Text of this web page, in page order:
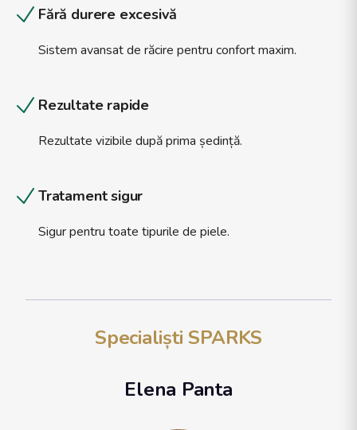
Fără durere excesivă
Sistem avansat de răcire pentru confort maxim.
Rezultate rapide
Rezultate vizibile după prima ședință.
Tratament sigur
Sigur pentru toate tipurile de piele.
Specialiști SPARKS
Elena Panta